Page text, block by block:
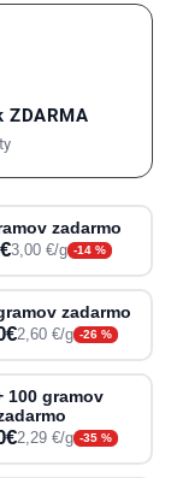
ZDARMA
zadarmo
3,00 €/g -14 %
zadarmo
2,60 €/g -26 %
100 gramov
2,29 €/g -35 %